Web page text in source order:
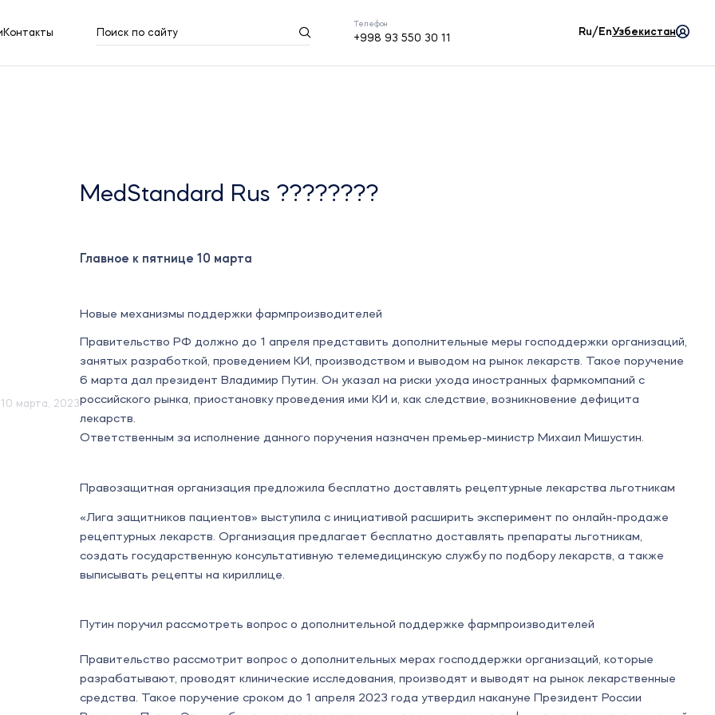
Контакты Поиск по сайту
Телефон
+998 93 550 30 11
Ru/EnУзбекистан
10 марта, 2023
MedStandard Rus ????????
Главное к пятнице 10 марта
Новые механизмы поддержки фармпроизводителей
Правительство РФ должно до 1 апреля представить дополнительные меры господдержки организаций,
занятых разработкой, проведением КИ, производством и выводом на рынок лекарств. Такое поручение
6 марта дал президент Владимир Путин. Он указал на риски ухода иностранных фармкомпаний с
российского рынка, приостановку проведения ими КИ и, как следствие, возникновение дефицита
лекарств.
Ответственным за исполнение данного поручения назначен премьер-министр Михаил Мишустин.
Правозащитная организация предложила бесплатно доставлять рецептурные лекарства льготникам
«Лига защитников пациентов» выступила с инициативой расширить эксперимент по онлайн-продаже
рецептурных лекарств. Организация предлагает бесплатно доставлять препараты льготникам,
создать государственную консультативную телемедицинскую службу по подбору лекарств, а также
выписывать рецепты на кириллице.
Путин поручил рассмотреть вопрос о дополнительной поддержке фармпроизводителей
Правительство рассмотрит вопрос о дополнительных мерах господдержки организаций, которые
разрабатывают, проводят клинические исследования, производят и выводят на рынок лекарственные
средства. Такое поручение сроком до 1 апреля 2023 года утвердил накануне Президент России